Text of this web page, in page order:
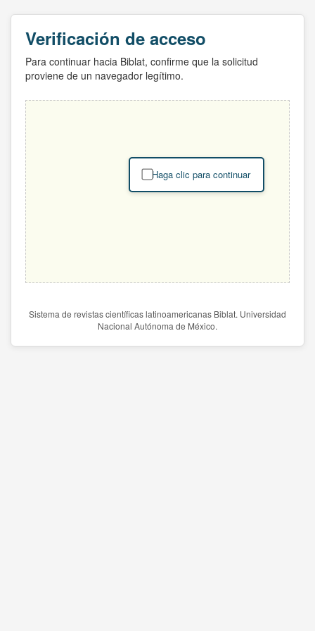
Verificación de acceso
Para continuar hacia Biblat, confirme que la solicitud
proviene de un navegador legítimo.
Haga clic para continuar
Sistema de revistas científicas latinoamericanas Biblat. Universidad
Nacional Autónoma de México.